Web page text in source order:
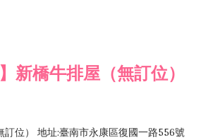
新橋牛排屋（無訂位）
訂位） 地址:臺南市永康區復國一路556號